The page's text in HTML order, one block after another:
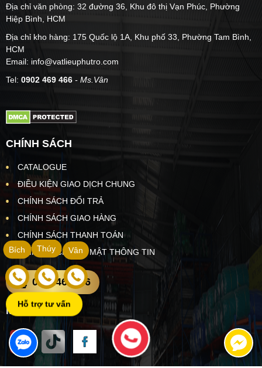
Địa chỉ văn phòng: 32 đường 36, Khu đô thị Vạn Phúc, Phường
Hiệp Bình, HCM
Địa chỉ kho hàng: 175 Quốc lộ 1A, Khu phố 33, Phường Tam Bình,
HCM
Email: info@vatlieuphutro.com
Tel: 0902 469 466 - Ms.Vân
CHÍNH SÁCH
CATALOGUE
ĐIỀU KIỆN GIAO DỊCH CHUNG
CHÍNH SÁCH ĐỔI TRẢ
CHÍNH SÁCH GIAO HÀNG
CHÍNH SÁCH THANH TOÁN
CHÍNH SÁCH BẢO MẬT THÔNG TIN
0902469466
MẠNG XÃ HỘI
Vân
Thúy
Bích
Hỗ trợ tư vấn